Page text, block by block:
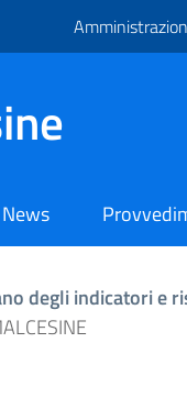
News
degli indicatori e